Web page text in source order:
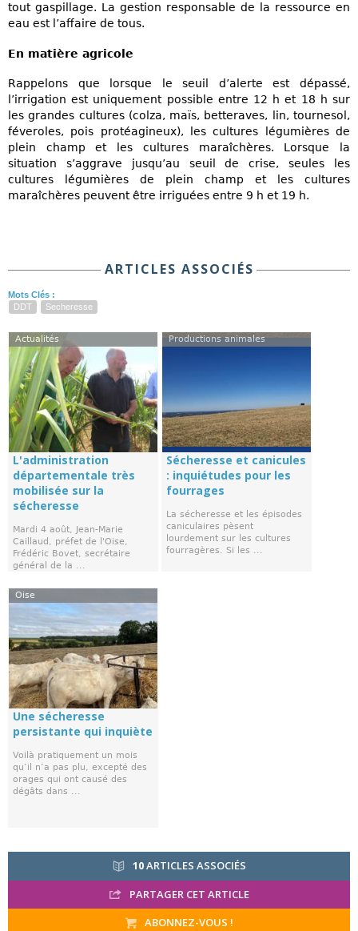
tout gaspillage. La gestion responsable de la ressource en
eau est l’affaire de tous.
En matière agricole
Rappelons que lorsque le seuil d’alerte est dépassé,
l’irrigation est uniquement possible entre 12 h et 18 h sur
les grandes cultures (colza, maïs, betteraves, lin, tournesol,
féveroles, pois protéagineux), les cultures légumières de
plein champ et les cultures maraîchères. Lorsque la
situation s’aggrave jusqu’au seuil de crise, seules les
cultures légumières de plein champ et les cultures
maraîchères peuvent être irriguées entre 9 h et 19 h.
ARTICLES ASSOCIÉS
Mots Clés :
DDT
Secheresse
Actualités
L'administration
départementale très
mobilisée sur la
sécheresse
Mardi 4 août, Jean-Marie
Caillaud, préfet de l'Oise,
Frédéric Bovet, secrétaire
général de la ...
Productions animales
Sécheresse et canicules
: inquiétudes pour les
fourrages
La sécheresse et les épisodes
caniculaires pèsent
lourdement sur les cultures
fourragères. Si les ...
Oise
Une sécheresse
persistante qui inquiète
Voilà pratiquement un mois
qu’il n’a pas plu, excepté des
orages qui ont causé des
dégâts dans ...
10ARTICLES ASSOCIÉS
PARTAGER CET ARTICLE
ABONNEZ-VOUS !